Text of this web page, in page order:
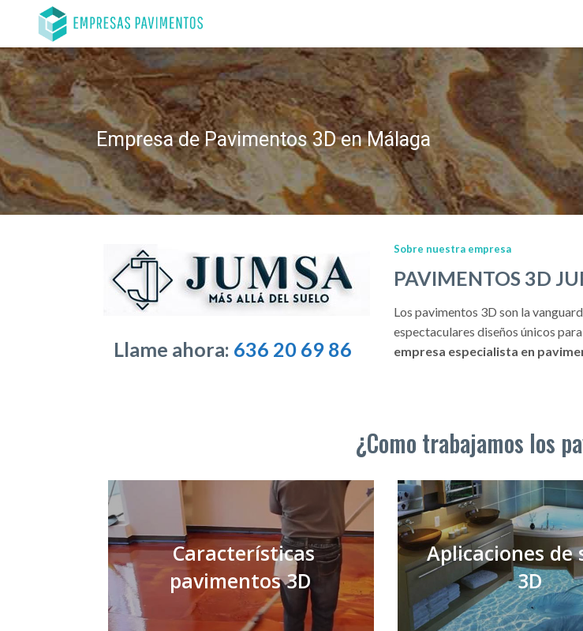
Empresa de Pavimentos 3D en Málaga
Llame ahora: 636 20 69 86
Sobre nuestra empresa
PAVIMENTOS 3D
Los pavimentos 3D son la
espectaculares diseños únicos
empresa especialista en
¿Como trabajamos los
Características
pavimentos 3D
Aplicaciones de
3D